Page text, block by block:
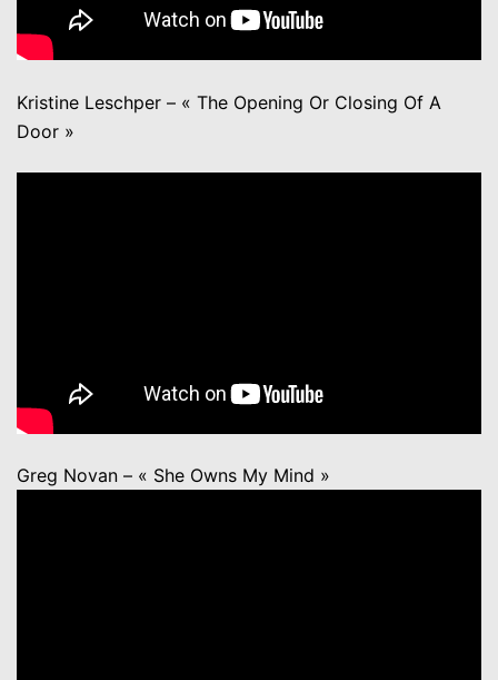
Kristine Leschper – « The Opening Or Closing Of A
Door »
Greg Novan – « She Owns My Mind »